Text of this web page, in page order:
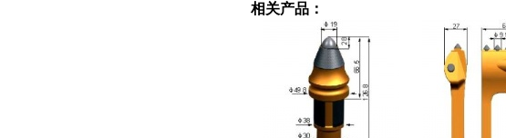
相关产品：